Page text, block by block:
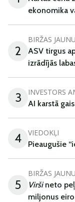
ekonomika
2
BIRŽAS
ASV tirgus
izrādījās
3 INVESTORS
AI karstā
4 VIEDOKĻI
Pieaugušie
5
BIRŽAS
Viršineto
miljonus eiro